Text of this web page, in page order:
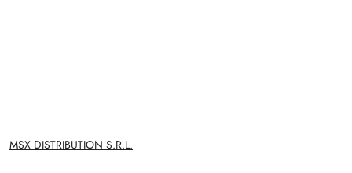
NAZWA
PRODUCENTA:
MSX DISTRIBUTION S.R.L.